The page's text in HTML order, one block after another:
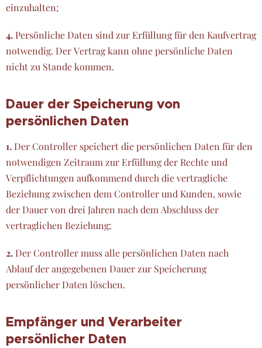
einzuhalten;
4. Persönliche Daten sind zur Erfüllung für den Kaufvertrag
notwendig. Der Vertrag kann ohne persönliche Daten
nicht zu Stande kommen.
Dauer der Speicherung von
persönlichen Daten
1. Der Controller speichert die persönlichen Daten für den
notwendigen Zeitraum zur Erfüllung der Rechte und
Verpflichtungen aufkommend durch die vertragliche
Beziehung zwischen dem Controller und Kunden, sowie
der Dauer von drei Jahren nach dem Abschluss der
vertraglichen Beziehung;
2. Der Controller muss alle persönlichen Daten nach
Ablauf der angegebenen Dauer zur Speicherung
persönlicher Daten löschen.
Empfänger und Verarbeiter
persönlicher Daten